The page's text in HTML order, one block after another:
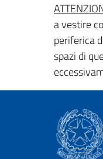
a vestire
periferica
spazi di